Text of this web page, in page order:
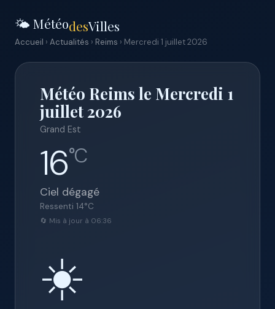
🌤️ MétéodesVilles
Accueil › Actualités › Reims › Mercredi 1 juillet 2026
Météo Reims le Mercredi 1
juillet 2026
Grand Est
16°C
Ciel dégagé
Ressenti 14°C
🔄 Mis à jour à 06:36
☀️